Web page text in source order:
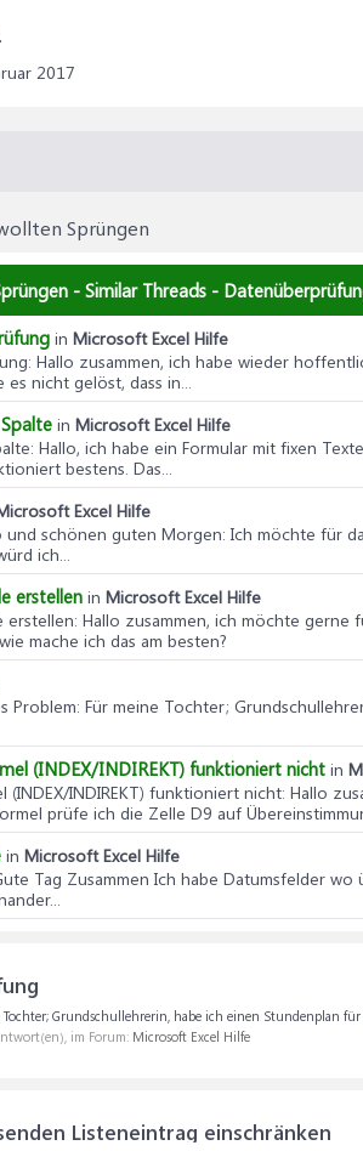
2017
Sprüngen
- Similar Threads -
in Microsoft Excel Hilfe
: Hallo zusammen, ich habe wieder
nicht gelöst, dass in...
in Microsoft Excel Hilfe
: Hallo, ich habe ein Formular mit fixen
bestens. Das...
Excel Hilfe
und schönen guten Morgen: Ich möchte für
ich...
erstellen in Microsoft Excel Hilfe
erstellen: Hallo zusammen, ich möchte
mache ich das am besten?
Problem: Für meine Tochter;
(INDEX/INDIREKT) funktioniert nicht in
INDIREKT) funktioniert nicht: Hallo
prüfe ich die Zelle D9 auf
in Microsoft Excel Hilfe
Tag Zusammen Ich habe Datumsfelder
Tochter; Grundschullehrerin, habe ich einen Stundenplan
im Forum: Microsoft Excel Hilfe
Listeneintrag einschränken